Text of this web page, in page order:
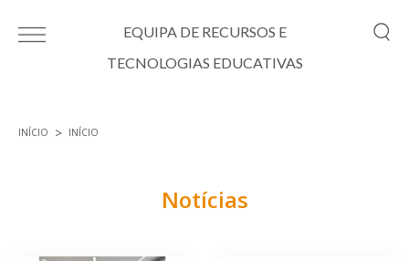
EQUIPA DE RECURSOS E
TECNOLOGIAS EDUCATIVAS
INÍCIO INÍCIO
Notícias